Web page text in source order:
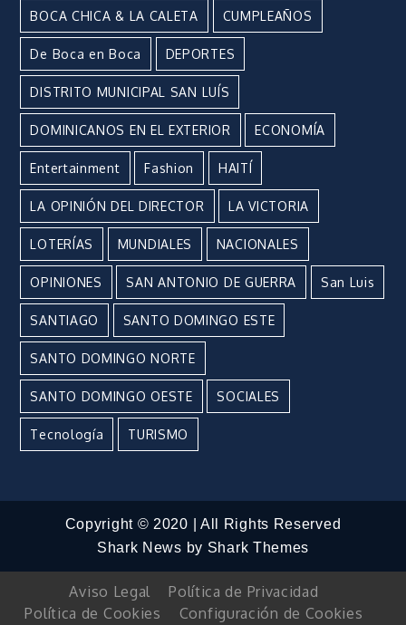
BOCA CHICA & LA CALETA CUMPLEAÑOS
De Boca en Boca DEPORTES
DISTRITO MUNICIPAL SAN LUÍS
DOMINICANOS EN EL EXTERIOR ECONOMÍA
Entertainment Fashion HAITÍ
LA OPINIÓN DEL DIRECTOR LA VICTORIA
LOTERÍAS MUNDIALES NACIONALES
OPINIONES SAN ANTONIO DE GUERRA San Luis
SANTIAGO SANTO DOMINGO ESTE
SANTO DOMINGO NORTE
SANTO DOMINGO OESTE SOCIALES
Tecnología TURISMO
Copyright © 2020 | All Rights Reserved
Shark News by Shark Themes
Aviso Legal
Política de Privacidad
Política de Cookies
Configuración de Cookies